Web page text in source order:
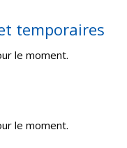
temporaires
le moment.
le moment.